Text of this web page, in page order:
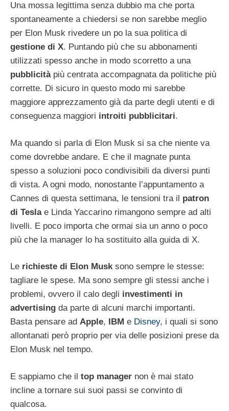
Una mossa legittima senza dubbio ma che porta
spontaneamente a chiedersi se non sarebbe meglio
per Elon Musk rivedere un po la sua politica di
gestione di X. Puntando più che su abbonamenti
utilizzati spesso anche in modo scorretto a una
pubblicitàpiù centrata accompagnata da politiche più
corrette. Di sicuro in questo modo mi sarebbe
maggiore apprezzamento già da parte degli utenti e di
conseguenza maggiori introiti pubblicitari.
Ma quando si parla di Elon Musk si sa che niente va
come dovrebbe andare. E che il magnate punta
spesso a soluzioni poco condivisibili da diversi punti
di vista. A ogni modo, nonostante l’appuntamento a
Cannes di questa settimana, le tensioni tra il patron
di Teslae Linda Yaccarino rimangono sempre ad alti
livelli. E poco importa che ormai sia un anno o poco
più che la manager lo ha sostituito alla guida di X.
Le richieste di Elon Musksono sempre le stesse:
tagliare le spese. Ma sono sempre gli stessi anche i
problemi, ovvero il calo degli investimenti in
advertising da parte di alcuni marchi importanti.
Basta pensare ad Apple, IBM e Disney, i quali si sono
allontanati però proprio per via delle posizioni prese da
Elon Musk nel tempo.
E sappiamo che il top manager non è mai stato
incline a tornare sui suoi passi se convinto di
qualcosa.